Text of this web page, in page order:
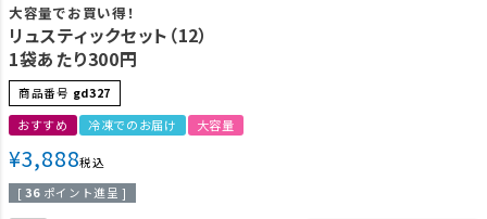
大容量でお買い得！
リュスティックセット（12）
1袋あたり300円
商品番号 gd327
おすすめ 冷凍でのお届け 大容量
¥3,888税込
[ 36 ポイント進呈 ]